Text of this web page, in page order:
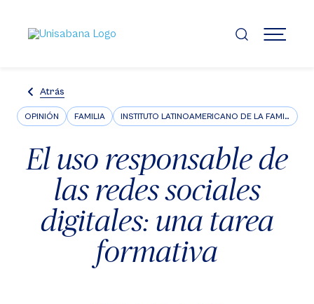
contenido
principal
MENÚ
Atrás
OPINIÓN FAMILIA INSTITUTO LATINOAMERICANO DE LA FAMILIA ILFARUS
El uso responsable de
las redes sociales
digitales: una tarea
formativa